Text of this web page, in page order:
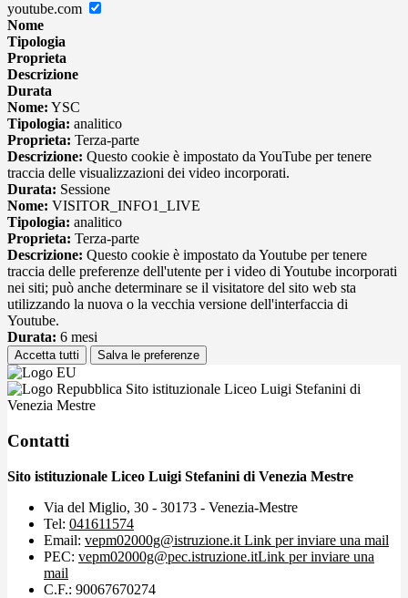
youtube.com
Nome
Tipologia
Proprieta
Descrizione
Durata
Nome: YSC
Tipologia: analitico
Proprieta: Terza-parte
Descrizione: Questo cookie è impostato da YouTube per tenere
traccia delle visualizzazioni dei video incorporati.
Durata: Sessione
Nome: VISITOR_INFO1_LIVE
Tipologia: analitico
Proprieta: Terza-parte
Descrizione: Questo cookie è impostato da Youtube per tenere
traccia delle preferenze dell'utente per i video di Youtube incorporati
nei siti; può anche determinare se il visitatore del sito web sta
utilizzando la nuova o la vecchia versione dell'interfaccia di
Youtube.
Durata: 6 mesi
Accetta tutti Salva le preferenze
Sito istituzionale Liceo Luigi Stefanini di
Venezia Mestre
Contatti
Sito istituzionale Liceo Luigi Stefanini di Venezia Mestre
Via del Miglio, 30 - 30173 - Venezia-Mestre
Tel: 041611574
Email: vepm02000g@istruzione.it Link per inviare una mail
PEC: vepm02000g@pec.istruzione.itLink per inviare una
mail
C.F.: 90067670274